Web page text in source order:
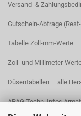
Versand- &
Gutschein-Abfrage
Tabelle Zoll-mm-Werte
Zoll- und Millimeter-
Düsentabellen – alle
ARAG Techn. Infos